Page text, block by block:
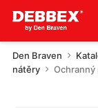
Den Braven
nátěry
Ochranný